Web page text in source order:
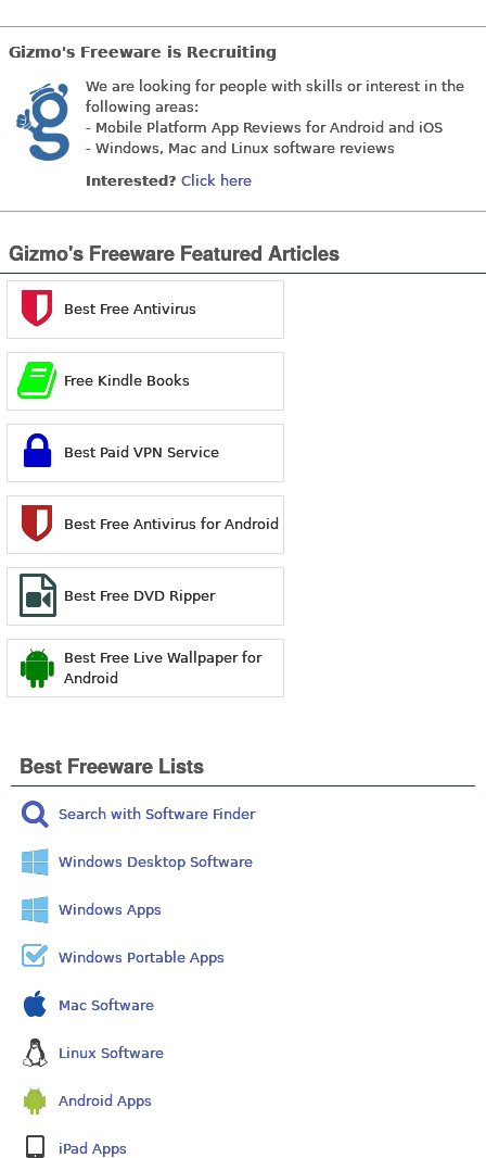
Gizmo's Freeware is Recruiting
We are looking for people with skills or interest in the
following areas:
- Mobile Platform App Reviews for Android and iOS
- Windows, Mac and Linux software reviews
Interested? Click here
Gizmo's Freeware Featured Articles
Best Free Antivirus
Free Kindle Books
Best Paid VPN Service
Best Free Antivirus for Android
Best Free DVD Ripper
Best Free Live Wallpaper for
Android
Best Freeware Lists
Search with Software Finder
Windows Desktop Software
Windows Apps
Windows Portable Apps
Mac Software
Linux Software
Android Apps
iPad Apps